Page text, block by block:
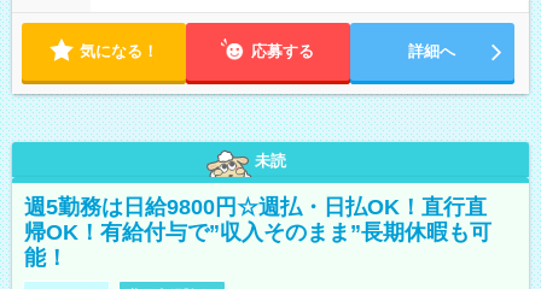
気になる！ 応募する 詳細へ
未読
週5勤務は日給9800円☆週払・日払OK！直行直
帰OK！有給付与で”収入そのまま”長期休暇も可
能！